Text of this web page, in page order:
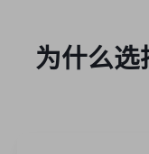
为什么选